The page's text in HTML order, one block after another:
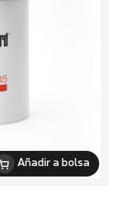
Añadir a bolsa